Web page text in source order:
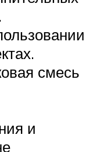
смесь
и